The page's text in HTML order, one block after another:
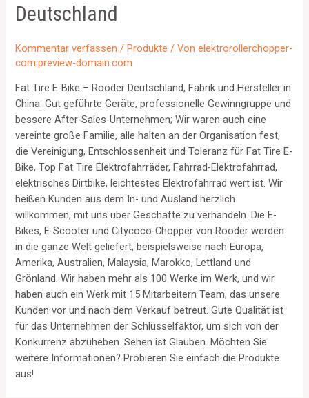
Deutschland
Kommentar verfassen /Produkte / Vonelektrorollerchopper-
com.preview-domain.com
Fat Tire E-Bike – Rooder Deutschland, Fabrik und Hersteller in
China. Gut geführte Geräte, professionelle Gewinngruppe und
bessere After-Sales-Unternehmen; Wir waren auch eine
vereinte große Familie, alle halten an der Organisation fest,
die Vereinigung, Entschlossenheit und Toleranz für Fat Tire E-
Bike, Top Fat Tire Elektrofahrräder, Fahrrad-Elektrofahrrad,
elektrisches Dirtbike, leichtestes Elektrofahrrad wert ist. Wir
heißen Kunden aus dem In- und Ausland herzlich
willkommen, mit uns über Geschäfte zu verhandeln. Die E-
Bikes, E-Scooter und Citycoco-Chopper von Rooder werden
in die ganze Welt geliefert, beispielsweise nach Europa,
Amerika, Australien, Malaysia, Marokko, Lettland und
Grönland. Wir haben mehr als 100 Werke im Werk, und wir
haben auch ein Werk mit 15 Mitarbeitern Team, das unsere
Kunden vor und nach dem Verkauf betreut. Gute Qualität ist
für das Unternehmen der Schlüsselfaktor, um sich von der
Konkurrenz abzuheben. Sehen ist Glauben. Möchten Sie
weitere Informationen? Probieren Sie einfach die Produkte
aus!